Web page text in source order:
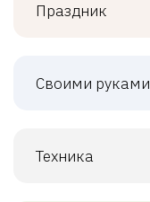
Праздник
Своими руками
Техника